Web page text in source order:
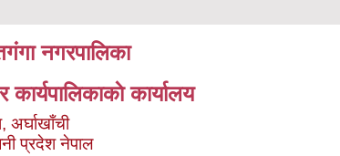
नगरपालिका
कार्यपालिकाकाे कार्यालय
अर्घाखाँची
प्रदेश नेपाल